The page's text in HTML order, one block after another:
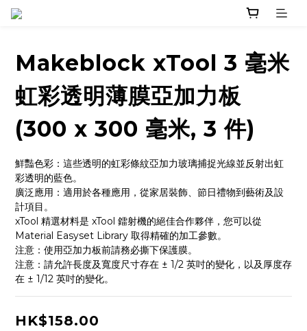
Makeblock xTool 3 毫米
虹彩透明薄膜亞加力板
(300 x 300 毫米, 3 件)
鮮豔色彩：這些透明的虹彩條紋亞加力玻璃捕捉光線並反射出虹
彩透明的藍色。
廣泛應用：適用於各種應用，從家居裝飾、節日禮物到藝術及設
計項目。
xTool 精選材料是 xTool 鐳射機的絕佳合作夥伴，您可以從
Material Easyset Library 取得精確的加工參數。
注意：使用亞加力板前請務必撕下保護膜。
注意：請允許長度及寬度尺寸存在 ± 1/2 英吋的變化，以及厚度存
在 ± 1/12 英吋的變化。
HK$158.00